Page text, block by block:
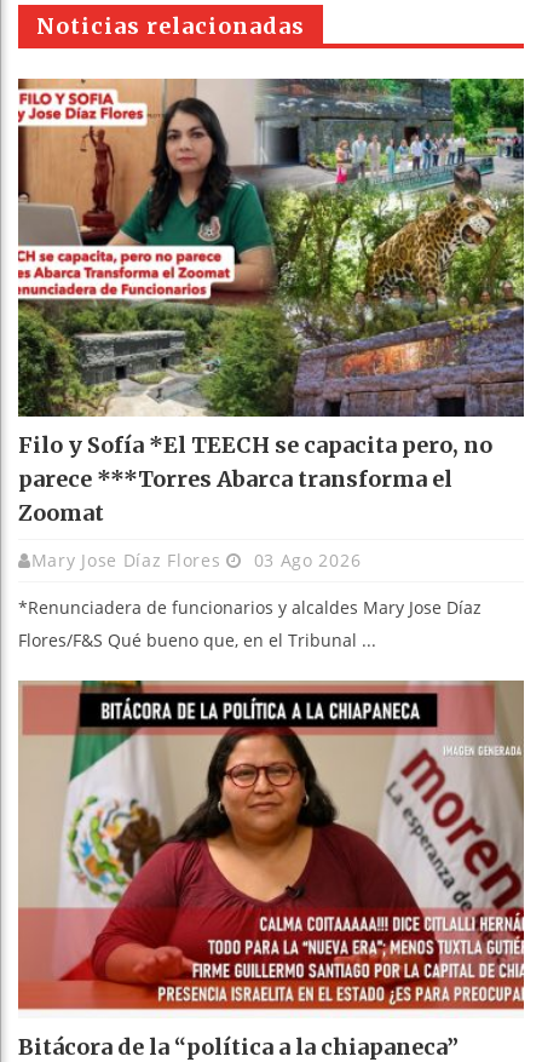
pt
Noticias relacionadas
Filo y Sofía *El TEECH se capacita pero, no
parece ***Torres Abarca transforma el
Zoomat
Mary Jose Díaz Flores 03 Ago 2026
*Renunciadera de funcionarios y alcaldes Mary Jose Díaz
Flores/F&S Qué bueno que, en el Tribunal ...
Bitácora de la “política a la chiapaneca”